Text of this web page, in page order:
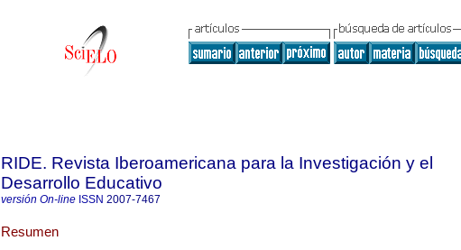
RIDE. Revista Iberoamericana para la Investigación y el
Desarrollo Educativo
versión On-line ISSN 2007-7467
Resumen